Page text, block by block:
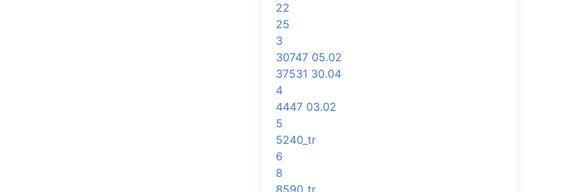
22
25
3
30747 05.02
37531 30.04
4
4447 03.02
5
5240_tr
6
8
8590_tr